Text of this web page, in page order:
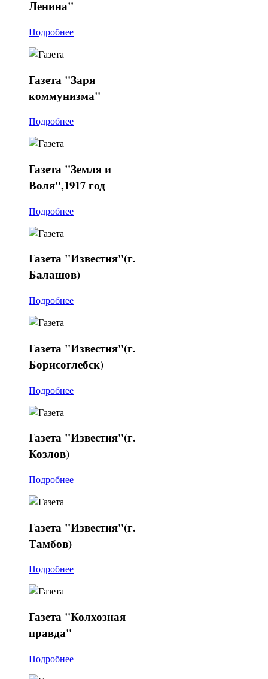
Ленина"
Подробнее
Газета "Заря
коммунизма"
Подробнее
Газета "Земля и
Воля",1917 год
Подробнее
Газета "Известия"(г.
Балашов)
Подробнее
Газета "Известия"(г.
Борисоглебск)
Подробнее
Газета "Известия"(г.
Козлов)
Подробнее
Газета "Известия"(г.
Тамбов)
Подробнее
Газета "Колхозная
правда"
Подробнее